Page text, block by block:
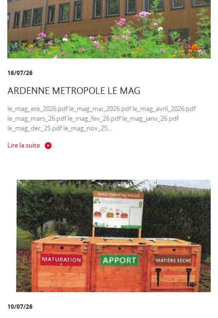
16/07/26
ARDENNE METROPOLE LE MAG
le_mag_ete_2026.pdf le_mag_mai_2026.pdf le_mag_avril_2026.pdf
le_mag_mars_26.pdf le_mag_fev_26.pdf le_mag_janv_26.pdf
le_mag_dec_25.pdf le_mag_nov_25...
Lire la suite
10/07/26